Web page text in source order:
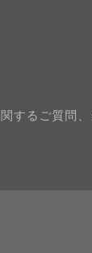
するご質問